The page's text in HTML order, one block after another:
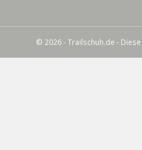
© 2026 - Trailschuh.de -